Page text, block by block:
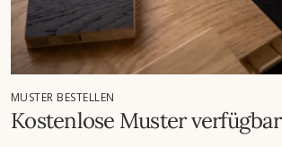
MUSTER BESTELLEN
Kostenlose Muster verfügbar